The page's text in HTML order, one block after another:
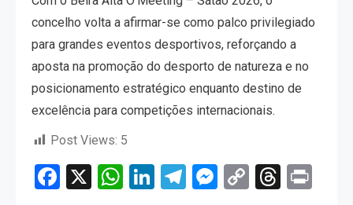
concelho volta a afirmar-se como palco privilegiado
para grandes eventos desportivos, reforçando a
aposta na promoção do desporto de natureza e no
posicionamento estratégico enquanto destino de
excelência para competições internacionais.
Post Views: 5
Facebook
X WhatsApp
LinkedIn
Telegram
Messenger
Copy